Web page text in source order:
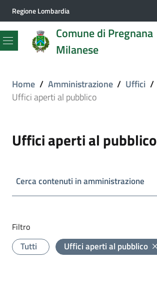
Regione Lombardia
Comune di Pregnana
Milanese
Menu
Home / Amministrazione / Uffici /
Uffici aperti al pubblico
Uffici aperti al pubblico
Cerca contenuti in amministrazione
Filtro
Tutti Uffici aperti al pubblico